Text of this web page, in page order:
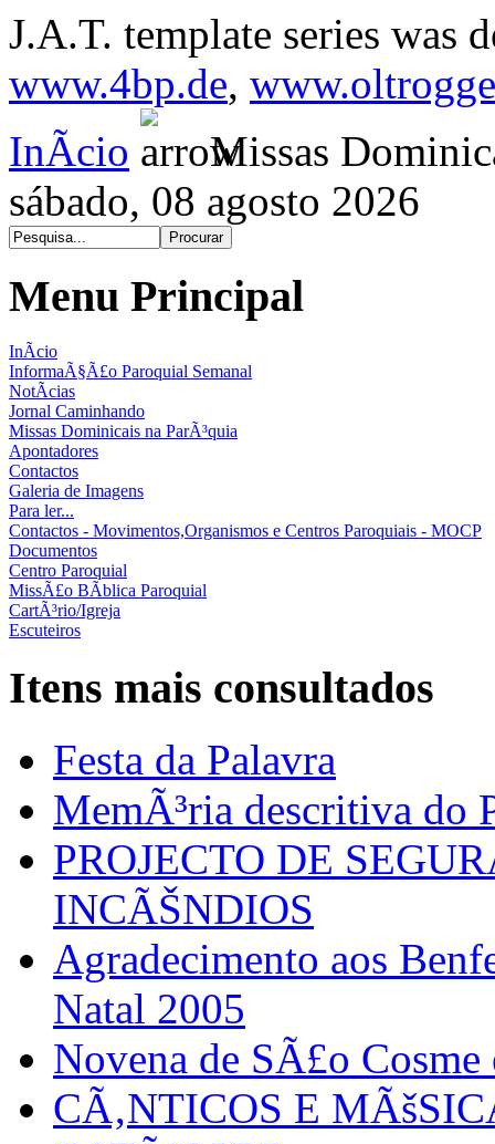
J.A.T. template series was
www.4bp.de,
InÃ­cio
Missas
sábado, 08 agosto 2026
Menu Principal
InÃ­cio
InformaÃ§Ã£o Paroquial Semanal
NotÃ­cias
Jornal Caminhando
Missas Dominicais na ParÃ³quia
Apontadores
Contactos
Galeria de Imagens
Para ler...
Contactos - Movimentos,Organismos e Centros Paroquiais - MOCP
Documentos
Centro Paroquial
MissÃ£o BÃ­blica Paroquial
CartÃ³rio/Igreja
Escuteiros
Itens mais consultados
Festa da Palavra
MemÃ³ria descritiva do
PROJECTO DE
INCÃŠNDIOS
Agradecimento aos
Natal 2005
Novena de SÃ£o
CÃ‚NTICOS E